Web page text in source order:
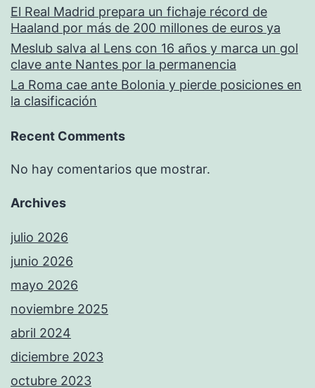
El Real Madrid prepara un fichaje récord de
Haaland por más de 200 millones de euros ya
Meslub salva al Lens con 16 años y marca un gol
clave ante Nantes por la permanencia
La Roma cae ante Bolonia y pierde posiciones en
la clasificación
Recent Comments
No hay comentarios que mostrar.
Archives
julio 2026
junio 2026
mayo 2026
noviembre 2025
abril 2024
diciembre 2023
octubre 2023